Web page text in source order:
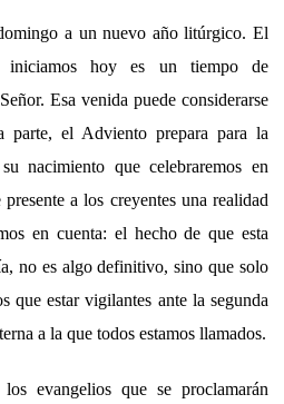
a un nuevo año litúrgico. El
iniciamos hoy es un tiempo de
Esa venida puede considerarse
parte, el Adviento prepara para la
nacimiento que celebraremos en
a los creyentes una realidad
en cuenta: el hecho de que esta
no es algo definitivo, sino que solo
que estar vigilantes ante la segunda
a la que todos estamos llamados.
evangelios que se proclamarán